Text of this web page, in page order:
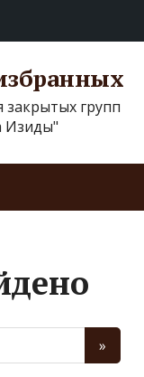
групп
Изиды"